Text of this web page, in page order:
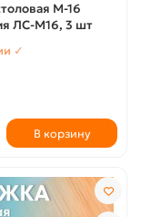
М-16
ЛС-М16, 3 шт
✓
В корзину